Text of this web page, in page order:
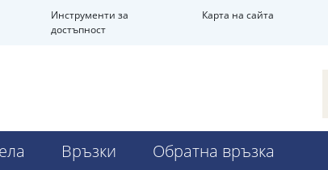
Инструменти за
достъпност
Карта на сайта
Връзки Обратна връзка